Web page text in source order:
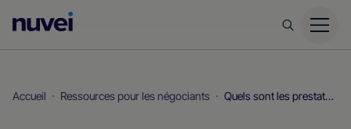
d’accueil
Accueil Ressources pour les négociants Quels sont les prestataires de services de paiement qui sont conformes aux normes PCI DSS et PSD2 ?